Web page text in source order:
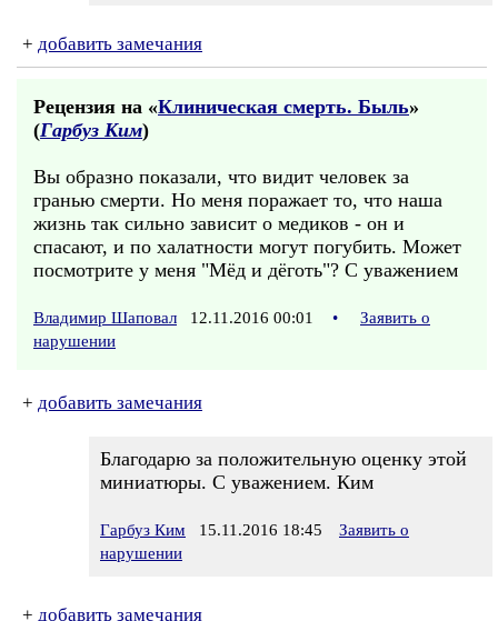
+ добавить замечания
Рецензия на «Клиническая смерть. Быль»
(Гарбуз Ким)
Вы образно показали, что видит человек за
гранью смерти. Но меня поражает то, что наша
жизнь так сильно зависит о медиков - он и
спасают, и по халатности могут погубить. Может
посмотрите у меня "Мёд и дёготь"? С уважением
Владимир Шаповал 12.11.2016 00:01 •
Заявить о
нарушении
+ добавить замечания
Благодарю за положительную оценку этой
миниатюры. С уважением. Ким
Гарбуз Ким 15.11.2016 18:45
Заявить о
нарушении
+ добавить замечания